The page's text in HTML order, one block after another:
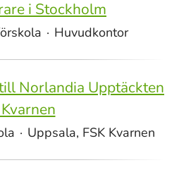
i Stockholm
· Huvudkontor
Norlandia Upptäckten
· Uppsala, FSK Kvarnen